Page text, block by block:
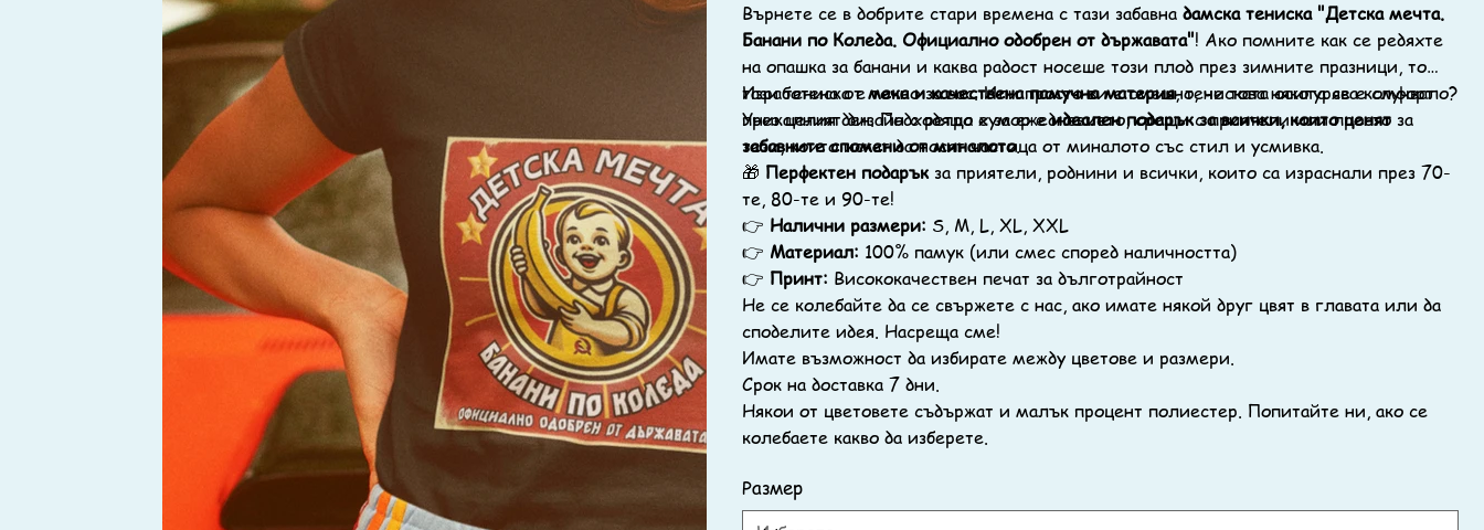
Върнете се в добрите стари времена с тази забавна дамска тениска "Детска мечта.
Банани по Коледа. Официално одобрен от държавата"! Ако помните как се редяхте
на опашка за банани и каква радост носеше този плод през зимните празници, то
тази тениска е точно за вас. Или просто ви е смешно, че това някога се е случвало?
Уникалният дизайн с ретро хумор еидеален подарък за всички, които ценят
забавните спомени от миналото.
Изработена отмека и качествена памучна материя, тениската осигурява комфорт
през целия ден. Подходяща е за ежедневието, срещи с приятели или просто за
тези, които искат да носят частица от миналото със стил и усмивка.
🎁 Перфектен подарък за приятели, роднини и всички, които са израснали през 70-
те, 80-те и 90-те!
👉 Налични размери: S, M, L, XL, XXL
👉 Материал: 100% памук (или смес според наличността)
👉 Принт: Висококачествен печат за дълготрайност
Не се колебайте да се свържете с нас, ако имате някой друг цвят в главата или да
споделите идея. Насреща сме!
Имате възможност да избирате между цветове и размери.
Срок на доставка 7 дни.
Някои от цветовете съдържат и малък процент полиестер. Попитайте ни, ако се
колебаете какво да изберете.
Размер